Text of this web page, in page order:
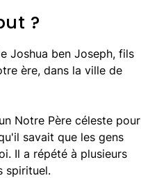
?
Joshua ben Joseph, fils
ère, dans la ville de
Notre Père céleste pour
savait que les gens
Il a répété à plusieurs
spirituel.